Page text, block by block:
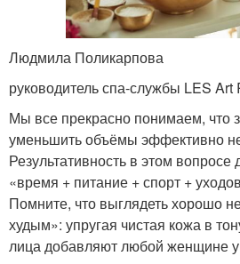
Людмила Поликарпова
руководитель спа-службы LES Art
Мы все прекрасно понимаем, что
уменьшить объёмы эффективно
Результативность в этом
«время + питание + спорт +
Помните, что выглядеть хорошо
худым»: упругая чистая кожа в
лица добавляют любой женщине